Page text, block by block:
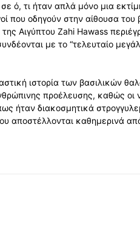
ό, τι ήταν απλά μόνο μια
που οδηγούν στην αίθουσα του
Αιγύπτου Zahi Hawass
με το “τελευταίο
ιστορία των βασιλικών
προέλευσης, καθώς οι
ήταν διακοσμητικά
αποστέλλονται καθημερινά